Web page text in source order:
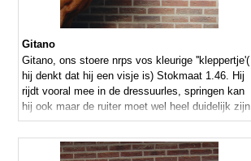
Gitano
Gitano, ons stoere nrps vos kleurige ''kleppertje'(
hij denkt dat hij een visje is) Stokmaat 1.46. Hij
rijdt vooral mee in de dressuurles, springen kan
hij ook maar de ruiter moet wel heel duidelijk